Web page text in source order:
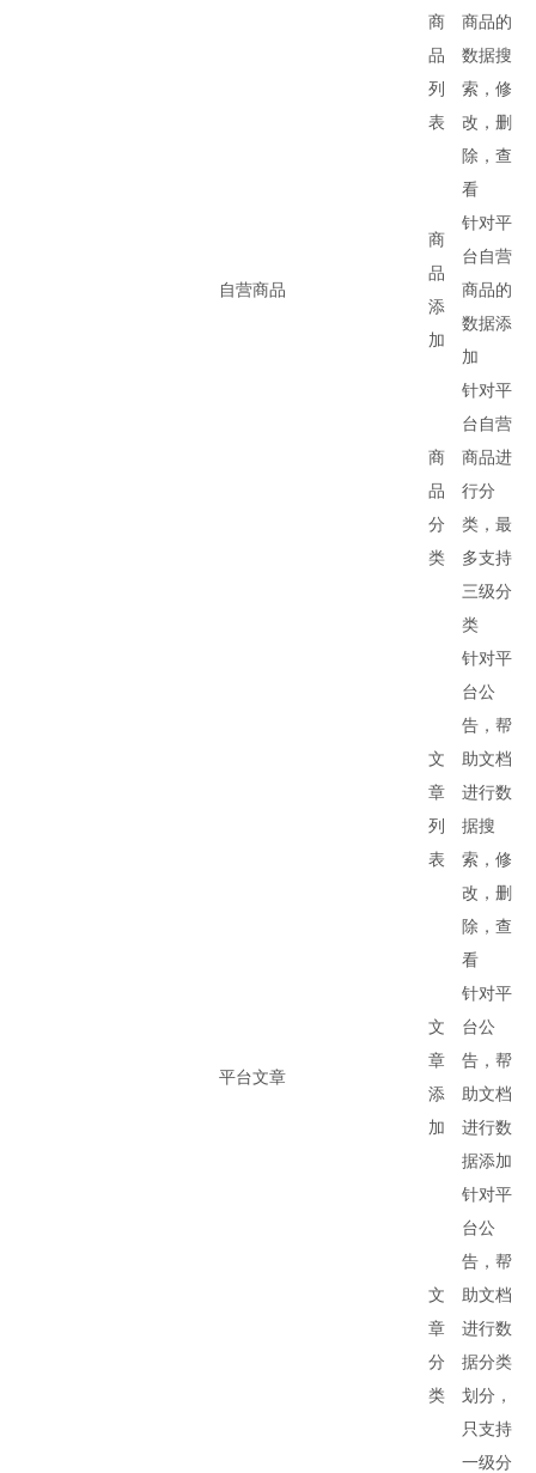
自营商品
商
品
列
表
商品的
数据搜
索，修
改，删
除，查
看
商
品
添
加
针对平
台自营
商品的
数据添
加
商
品
分
类
针对平
台自营
商品进
行分
类，最
多支持
三级分
类
平台文章
文
章
列
表
针对平
台公
告，帮
助文档
进行数
据搜
索，修
改，删
除，查
看
文
章
添
加
针对平
台公
告，帮
助文档
进行数
据添加
文
章
分
类
针对平
台公
告，帮
助文档
进行数
据分类
划分，
只支持
一级分